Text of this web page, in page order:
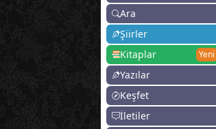
Ara
Şiirler
Kitaplar
Yeni
Yazılar
Keşfet
İletiler